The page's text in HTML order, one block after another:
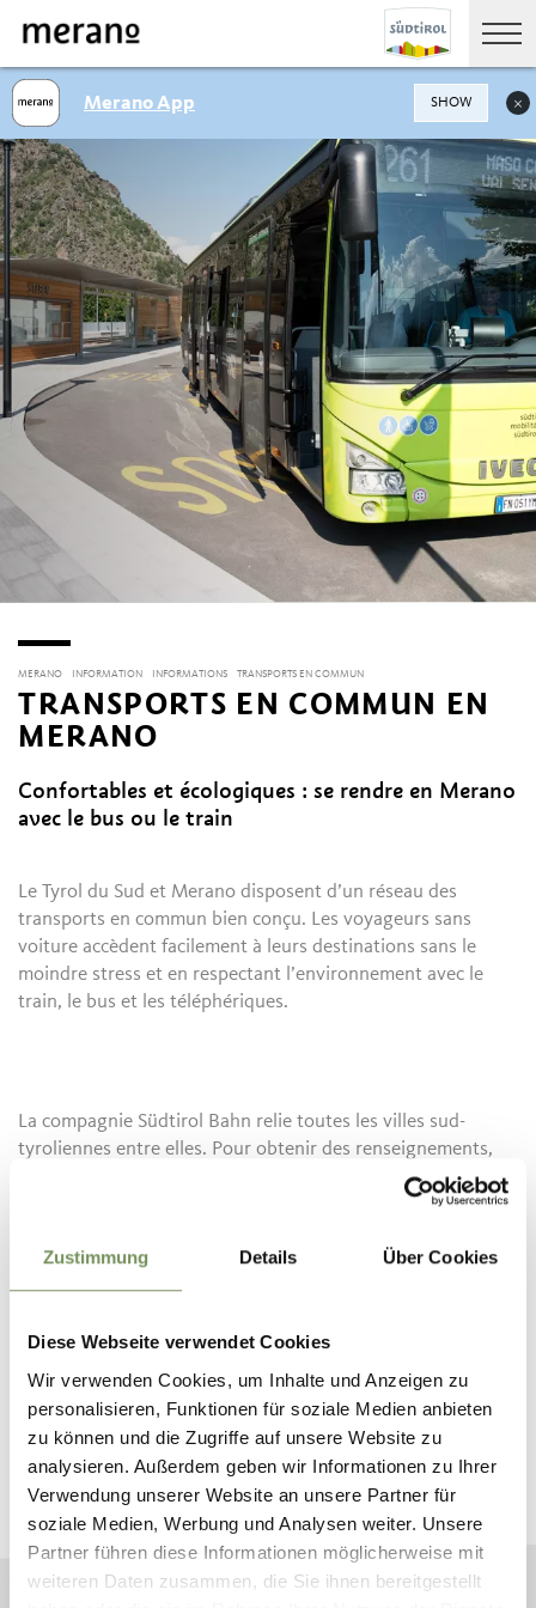
Zustimmung Details Über Cookies
Diese Webseite verwendet Cookies
Wir verwenden Cookies, um Inhalte und Anzeigen zu
personalisieren, Funktionen für soziale Medien anbieten
zu können und die Zugriffe auf unsere Website zu
analysieren. Außerdem geben wir Informationen zu Ihrer
Verwendung unserer Website an unsere Partner für
soziale Medien, Werbung und Analysen weiter. Unsere
Partner führen diese Informationen möglicherweise mit
weiteren Daten zusammen, die Sie ihnen bereitgestellt
MERANO INFORMATION INFORMATIONS TRANSPORTS EN COMMUN
TRANSPORTS EN COMMUN EN
MERANO
Confortables et écologiques : se rendre en Merano
avec le bus ou le train
Le Tyrol du Sud et Merano disposent d’un réseau des
transports en commun bien conçu. Les voyageurs sans
voiture accèdent facilement à leurs destinations sans le
moindre stress et en respectant l’environnement avec le
train, le bus et les téléphériques.
La compagnie Südtirol Bahn relie toutes les villes sud-
tyroliennes entre elles. Pour obtenir des renseignements,
les voyageurs peuvent se rendre dans toutes les gares, aux
bureaux d’information de SAD Nahverkehr AG ou encore à
RÉSERVEZ VOS VACANCES À
MERANO
Planifiez maintenant sans obligation vos vacances
de rêve
Merano App SHOW